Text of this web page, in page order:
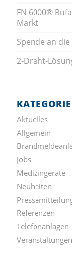
FN 6000®
Markt
Spende an
2-Draht-
Aktuelles
Allgemein
Jobs
Medizingeräte
Neuheiten
Referenzen
Telefonanlagen
Veranstaltungen